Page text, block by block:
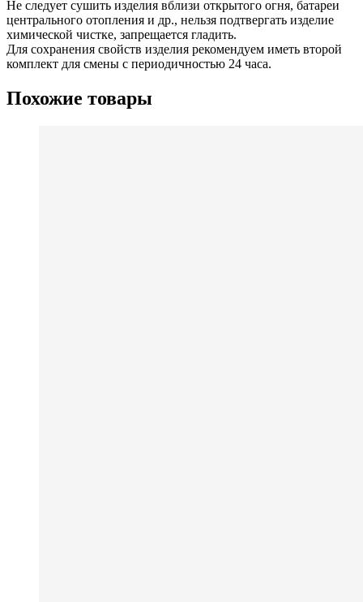
Не следует сушить изделия вблизи открытого огня, батареи
центрального отопления и др., нельзя подтвергать изделие
химической чистке, запрещается гладить.
Для сохранения свойств изделия рекомендуем иметь второй
комплект для смены с периодичностью 24 часа.
Похожие товары